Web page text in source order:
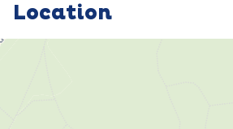
Location